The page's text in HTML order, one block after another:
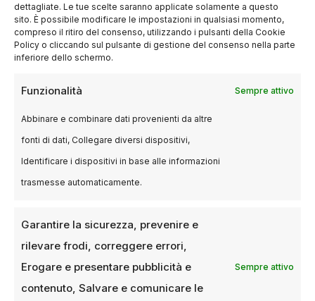
dettagliate. Le tue scelte saranno applicate solamente a questo
sito. È possibile modificare le impostazioni in qualsiasi momento,
compreso il ritiro del consenso, utilizzando i pulsanti della Cookie
Policy o cliccando sul pulsante di gestione del consenso nella parte
inferiore dello schermo.
Funzionalità Sempre attivo
Abbinare e combinare dati provenienti da altre
fonti di dati, Collegare diversi dispositivi,
Identificare i dispositivi in base alle informazioni
trasmesse automaticamente.
Garantire la sicurezza, prevenire e
rilevare frodi, correggere errori,
Erogare e presentare pubblicità e
contenuto, Salvare e comunicare le
Sempre attivo
L’Anteo Palazzo del Cinema, pur essendo una
multisala, mantiene una forte vocazione
indipendente e culturale. Grazie a una
d’autore e film d’essai, l’Anteo riesce a
Questo cinema a Milano è un punto di
riferimento per chi cerca non solo
proposte artistiche diverse dal solito
blockbuster. Le rassegne e gli eventi speciali
organizzati dall’Anteo rappresentano
un’occasione per vivere il cinema a 360 gradi.